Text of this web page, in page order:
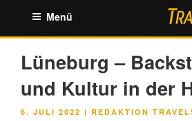
springen
Menü
Lüneburg –
und Kultur in der
VERÖFFENTLICHT
6. JULI 2022 | REDAKTION